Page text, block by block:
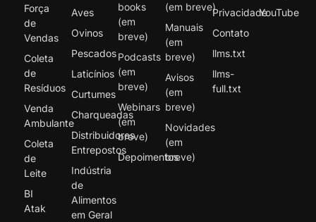
Força
de
Vendas
Coleta
de
Resíduos
Venda
Ambulante
Coleta
de
Leite
BI
Atak
Aves
Ovinos
Pescados
Laticínios
Curtumes
Charqueadas
Distribuidores
Entrepostos
Indústria
de
Alimentos
em Geral
books
(em
breve)
Podcasts
(em
breve)
Webinars
(em
breve)
Depoimentos
(em breve)
Manuais
(em
breve)
Avisos
(em
breve)
Novidades
(em
breve)
Privacidade
Contato
llms.txt
llms-
full.txt
YouTube